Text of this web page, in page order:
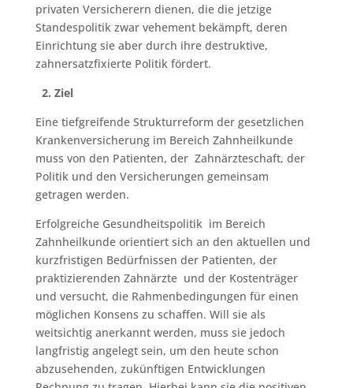
privaten Versicherern dienen, die die jetzige
Standespolitik zwar vehement bekämpft, deren
Einrichtung sie aber durch ihre destruktive,
zahnersatzfixierte Politik fördert.
2. Ziel
Eine tiefgreifende Strukturreform der gesetzlichen
Krankenversicherung im Bereich Zahnheilkunde
muss von den Patienten, der Zahnärzteschaft, der
Politik und den Versicherungen gemeinsam
getragen werden.
Erfolgreiche Gesundheitspolitik im Bereich
Zahnheilkunde orientiert sich an den aktuellen und
kurzfristigen Bedürfnissen der Patienten, der
praktizierenden Zahnärzte und der Kostenträger
und versucht, die Rahmenbedingungen für einen
möglichen Konsens zu schaffen. Will sie als
weitsichtig anerkannt werden, muss sie jedoch
langfristig angelegt sein, um den heute schon
abzusehenden, zukünftigen Entwicklungen